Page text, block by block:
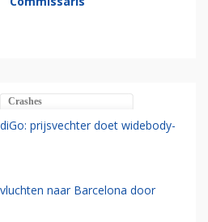
Crashes
prijsvechter doet widebody-
naar Barcelona door